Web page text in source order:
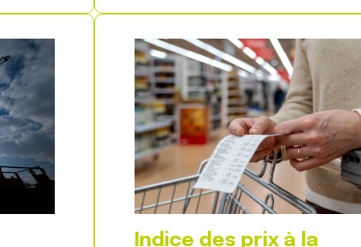
o
t
a
t
i
o
n
d
e
l
’
i
n
d
u
s
i
e
d
e
s
p
i
x
à
l
a
o
n
Indice des prix à la